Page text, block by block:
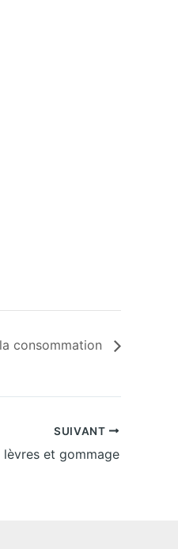
consommation
SUIVANT
lèvres et gommage